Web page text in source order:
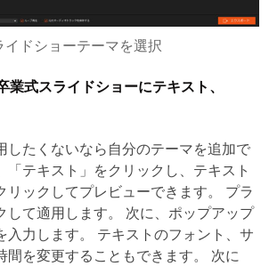
イドショーテーマを選択
業式スライドショーにテキスト、
したくないなら自分のテーマを追加で
「テキスト」をクリックし、テキスト
リックしてプレビューできます。 プラ
して適用します。 次に、ポップアップ
入力します。 テキストのフォント、サ
間を変更することもできます。 次に